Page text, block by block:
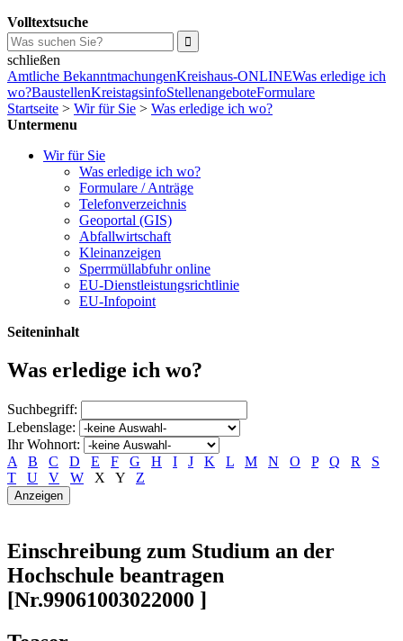
Volltextsuche
schließen
Amtliche BekanntmachungenKreishaus-ONLINEWas erledige ich
wo?BaustellenKreistagsinfoStellenangeboteFormulare
Startseite > Wir für Sie > Was erledige ich wo?
Untermenu
Wir für Sie
Was erledige ich wo?
Formulare / Anträge
Telefonverzeichnis
Geoportal (GIS)
Abfallwirtschaft
Kleinanzeigen
Sperrmüllabfuhr online
EU-Dienstleistungsrichtlinie
EU-Infopoint
Seiteninhalt
Was erledige ich wo?
Suchbegriff:
Lebenslage:
Ihr Wohnort:
A
B C D E F G H I J K L M N O P Q R
S
T
U V W X Y Z
Einschreibung zum Studium an der
Hochschule beantragen
[Nr.99061003022000 ]